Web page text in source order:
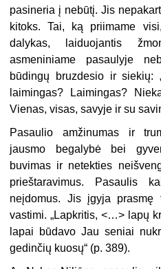
pasineria į nebūtį. Jis
kitoks. Tai, ką pri­imame
dalykas, laiduojantis
asmeniniame pasaulyje
būdingų bruzdesio ir
laimin­gas? Laimingas?
Vienas, visas, savy­je ir su
Pasaulio amžinumas ir
jausmo begaly­bė bei
buvimas ir netekties
priešta­ravimus. Pasaulis
neįdomus. Jis įgyja
vastimi. „Lapkritis, <…> lapų
lapai bū­davo Jau seniai
gedinčių kuosų“ (p. 389).